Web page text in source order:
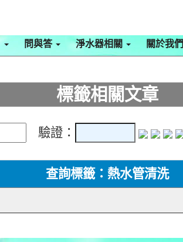
問與答 淨水器相關 關於我們
標籤相關文章
驗證：
查詢標籤：熱水管清洗